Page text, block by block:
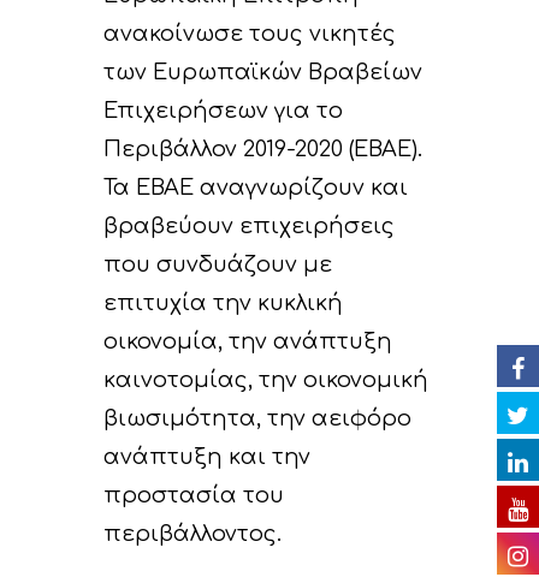
ανακοίνωσε τους νικητές
των Ευρωπαϊκών Βραβείων
Επιχειρήσεων για το
Περιβάλλον 2019-2020 (EBAE).
Τα EBAE αναγνωρίζουν και
βραβεύουν επιχειρήσεις
που συνδυάζουν με
επιτυχία την κυκλική
οικονομία, την ανάπτυξη
καινοτομίας, την οικονομική
βιωσιμότητα, την αειφόρο
ανάπτυξη και την
προστασία του
περιβάλλοντος.
Έργο
Στόχοι
Εταίροι
Αναμενόμενα
A.
Δράσεις
Παρακολούθησης
επιπτώσεων του
Ευαισθητοποίησης
αποτελεσμάτων
Κυκλική
Νέα
Ανακοινώσεις/Νέα
Δελτία Τύπου
Newsletter
Εκδηλώσεις
Ημερολόγιο
Βιβλιοθήκη
Φωτογραφίες
Ραδιοφωνικά spots
Επικοινωνία